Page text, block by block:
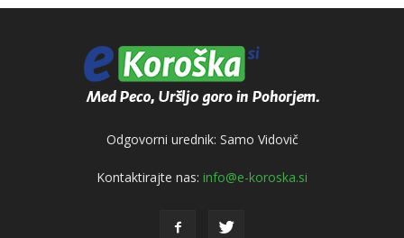
Odgovorni urednik: Samo Vidovič
Kontaktirajte nas: info@e-koroska.si